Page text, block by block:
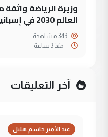
وزيرة الرياضة
العالم 2030 في إسبانيا
--منذ 3 ساعة
آخر التعليقات
عبد الأمير جاسم هليل